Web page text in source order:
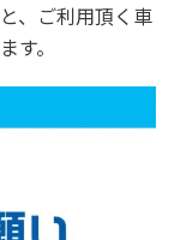
、ご利用頂く車
す。